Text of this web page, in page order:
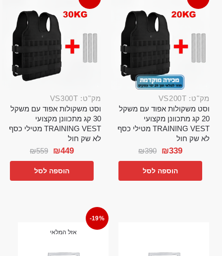
מק"ט: VS200T
וסט משקולות אפוד עם משקל
20 קג מתכוונן מקצועי
TRAINING VEST מטילי כסף
לא שק חול
₪390 ₪339
הוספה לסל
מק"ט: VS300T
וסט משקולות אפוד עם משקל
30 קג מתכוונן מקצועי
TRAINING VEST מטילי כסף
לא שק חול
₪559 ₪449
הוספה לסל
-19%
אזל המלאי